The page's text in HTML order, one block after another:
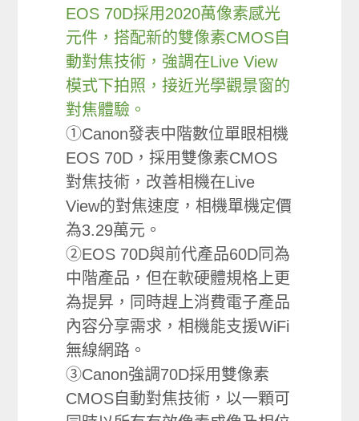
EOS 70D採用2020萬像素感光
元件，搭配新的雙像素CMOS自
動對焦技術，強調在Live View
模式下拍照，接近光學觀景窗的
對焦體驗。
①Canon發表中階數位單眼相機
EOS 70D，採用雙像素CMOS
對焦技術，改善相機在Live
View的對焦速度，相機單機定價
為3.29萬元。
②EOS 70D與前代產品60D同為
中階產品，但在軟硬體規格上更
為提昇，同時趕上消費電子產品
內容分享需求，相機能支援WiFi
無線網路。
③Canon強調70D採用雙像素
CMOS自動對焦技術，以一顆可